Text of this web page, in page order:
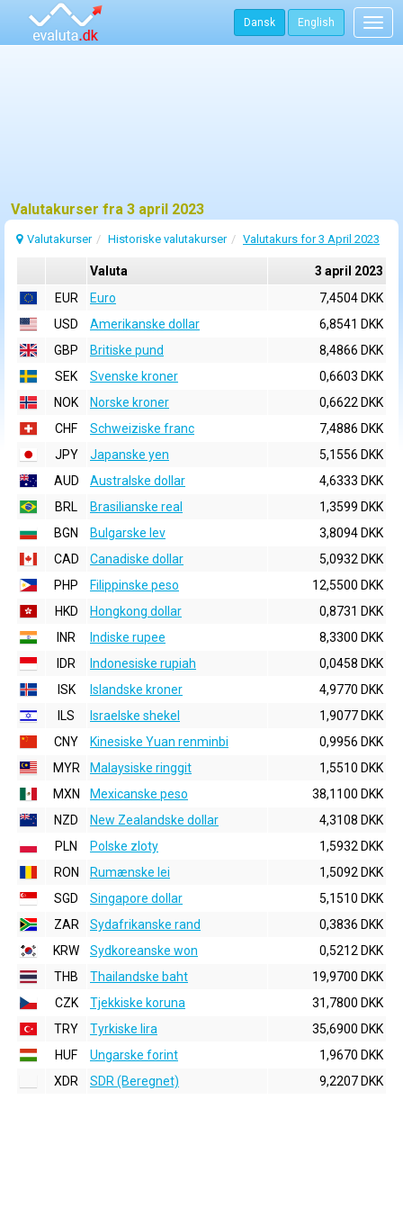
Dansk English
Valutakurser fra 3 april 2023
Valutakurser Historiske valutakurser Valutakurs for 3 April 2023
Valuta
3 april 2023
EUR
Euro
7,4504 DKK
USD
Amerikanske dollar
6,8541 DKK
GBP
Britiske pund
8,4866 DKK
SEK
Svenske kroner
0,6603 DKK
NOK
Norske kroner
0,6622 DKK
CHF
Schweiziske franc
7,4886 DKK
JPY
Japanske yen
5,1556 DKK
AUD
Australske dollar
4,6333 DKK
BRL
Brasilianske real
1,3599 DKK
BGN
Bulgarske lev
3,8094 DKK
CAD
Canadiske dollar
5,0932 DKK
PHP
Filippinske peso
12,5500 DKK
HKD
Hongkong dollar
0,8731 DKK
INR
Indiske rupee
8,3300 DKK
IDR
Indonesiske rupiah
0,0458 DKK
ISK
Islandske kroner
4,9770 DKK
ILS
Israelske shekel
1,9077 DKK
CNY
Kinesiske Yuan renminbi
0,9956 DKK
MYR
Malaysiske ringgit
1,5510 DKK
MXN
Mexicanske peso
38,1100 DKK
NZD
New Zealandske dollar
4,3108 DKK
PLN
Polske zloty
1,5932 DKK
RON
Rumænske lei
1,5092 DKK
SGD
Singapore dollar
5,1510 DKK
ZAR
Sydafrikanske rand
0,3836 DKK
KRW
Sydkoreanske won
0,5212 DKK
THB
Thailandske baht
19,9700 DKK
CZK
Tjekkiske koruna
31,7800 DKK
TRY
Tyrkiske lira
35,6900 DKK
HUF
Ungarske forint
1,9670 DKK
XDR
SDR (Beregnet) 9,2207 DKK